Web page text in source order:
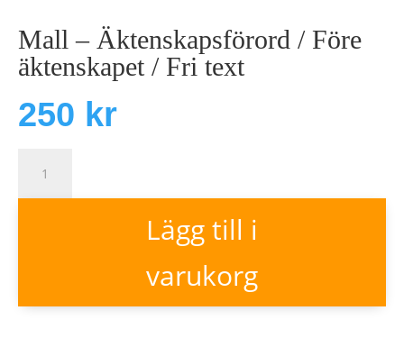
Mall – Äktenskapsförord / Före
äktenskapet / Fri text
250 kr
Mall
-
Lägg till i
varukorg